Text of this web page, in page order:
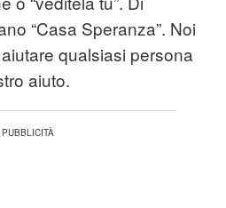
“Casa Speranza”. Noi
qualsiasi persona
aiuto.